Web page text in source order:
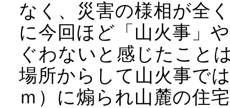
なく、災害の様相が全
に今回ほど「山火事」
ぐわないと感じたこと
場所からして山火事で
ｍ）に煽られ山麓の住